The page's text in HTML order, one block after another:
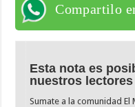
Compartilo
Esta nota es
nuestros lectores
Sumate a la comunidad